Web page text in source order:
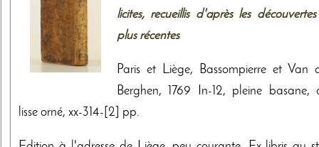
licites, recueillis d'après les découvertes
plus récentes
Paris et Liège, Bassompierre et Van
Berghen, 1769 In-12, pleine basane,
lisse orné, xx-314-[2] pp.